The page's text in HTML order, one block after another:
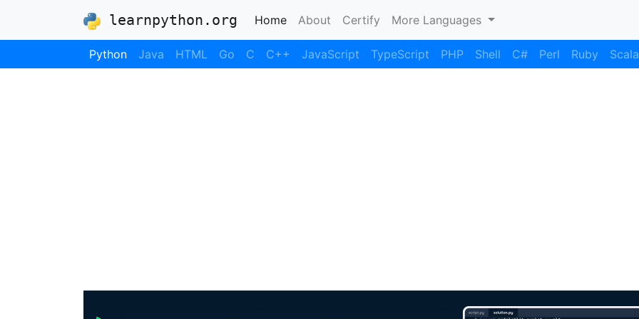
learnpython.org Home(current)
About Certify More Languages
Python Java HTML Go C C++ JavaScript TypeScript PHP Shell C# Perl Ruby Scala